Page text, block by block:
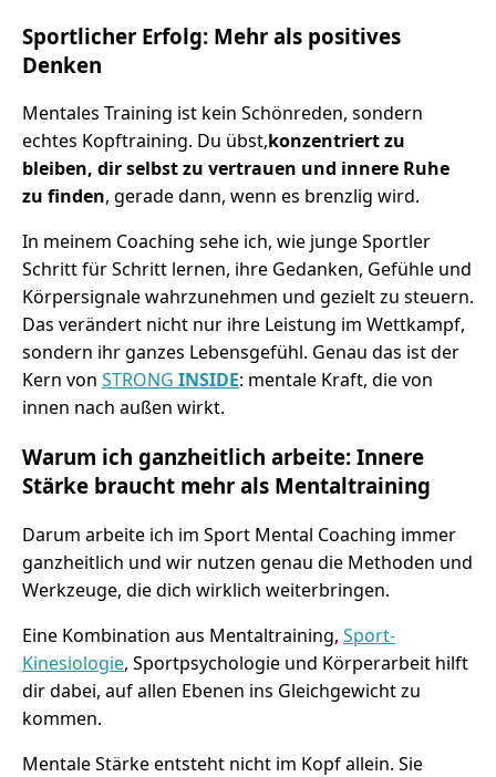
Sportlicher Erfolg: Mehr als positives
Denken
Mentales Training ist kein Schönreden, sondern
echtes Kopftraining. Du übst,konzentriert zu
bleiben, dir selbst zu vertrauen und innere Ruhe
zu finden, gerade dann, wenn es brenzlig wird.
In meinem Coaching sehe ich, wie junge Sportler
Schritt für Schritt lernen, ihre Gedanken, Gefühle und
Körpersignale wahrzunehmen und gezielt zu steuern.
Das verändert nicht nur ihre Leistung im Wettkampf,
sondern ihr ganzes Lebensgefühl. Genau das ist der
Kern von STRONG INSIDE: mentale Kraft, die von
innen nach außen wirkt.
Warum ich ganzheitlich arbeite: Innere
Stärke braucht mehr als Mentaltraining
Darum arbeite ich im Sport Mental Coaching immer
ganzheitlich und wir nutzen genau die Methoden und
Werkzeuge, die dich wirklich weiterbringen.
Eine Kombination aus Mentaltraining, Sport-
Kinesiologie, Sportpsychologie und Körperarbeit hilft
dir dabei, auf allen Ebenen ins Gleichgewicht zu
kommen.
Mentale Stärke entsteht nicht im Kopf allein. Sie